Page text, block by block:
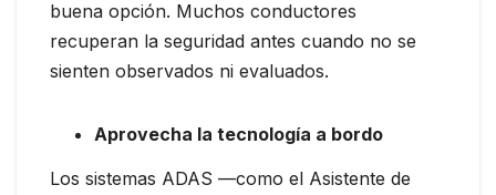
buena opción. Muchos conductores
recuperan la seguridad antes cuando no se
sienten observados ni evaluados.
Aprovecha la tecnología a bordo
Los sistemas ADAS —como el Asistente de